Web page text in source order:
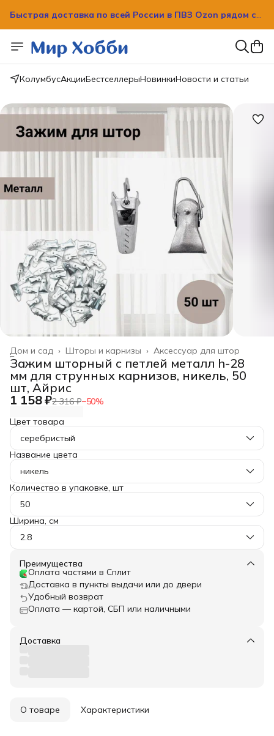
Быстрая доставка по всей России в ПВЗ Ozon рядом с
Быстрая доставка по всей России в ПВЗ Ozon рядом с
вашим домом!
КолумбусАкцииБестселлерыНовинкиНовости и статьи
Аксессуар для штор
Шторы и карнизы ›
Дом и сад ›
Главная ›
Зажим шторный с петлей металл h-28
мм для струнных карнизов, никель, 50
шт, Айрис
1 158 ₽2 316 ₽−50%
Цвет товара
серебристый
Название цвета
никель
Количество в упаковке, шт
50
Ширина, см
2.8
Преимущества
Оплата частями в Сплит
Доставка в пункты выдачи или до двери
Удобный возврат
Оплата — картой, СБП или наличными
Доставка
О товаре Характеристики